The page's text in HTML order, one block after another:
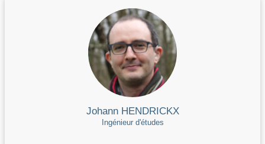
Johann HENDRICKX
Ingénieur d'études